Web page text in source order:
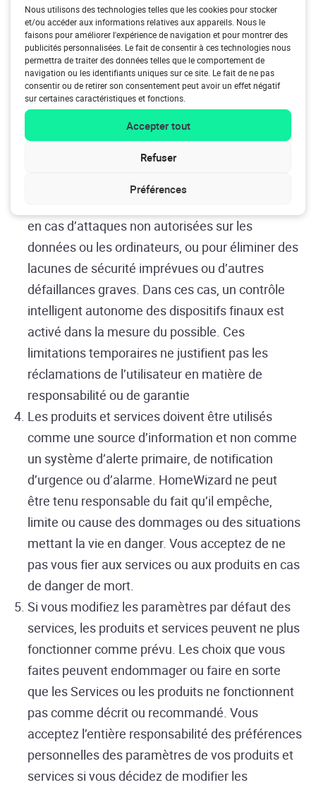
Nous utilisons des technologies telles que les cookies pour stocker
et/ou accéder aux informations relatives aux appareils. Nous le
faisons pour améliorer l'expérience de navigation et pour montrer des
publicités personnalisées. Le fait de consentir à ces technologies nous
permettra de traiter des données telles que le comportement de
navigation ou les identifiants uniques sur ce site. Le fait de ne pas
consentir ou de retirer son consentement peut avoir un effet négatif
sur certaines caractéristiques et fonctions.
Accepter tout
Refuser
Préférences
résultant de l’utilisation des Produits et Services.
Les économies d’énergie et les avantages
monétaires réels dépendent de facteurs qui sont
sous le contrôle exclusif de l’utilisateur.
HomeWizard se réserve le droit de suspendre
l’accès aux services et l’utilisation illimitée des
services, aussi longtemps que nécessaire pour
des raisons impérieuses – par exemple, pendant
la maintenance nécessaire des serveurs, des
en cas d’attaques non autorisées sur les
données ou les ordinateurs, ou pour éliminer des
lacunes de sécurité imprévues ou d’autres
défaillances graves. Dans ces cas, un contrôle
intelligent autonome des dispositifs finaux est
activé dans la mesure du possible. Ces
limitations temporaires ne justifient pas les
réclamations de l’utilisateur en matière de
responsabilité ou de garantie
Les produits et services doivent être utilisés
comme une source d’information et non comme
un système d’alerte primaire, de notification
d’urgence ou d’alarme. HomeWizard ne peut
être tenu responsable du fait qu’il empêche,
limite ou cause des dommages ou des situations
mettant la vie en danger. Vous acceptez de ne
pas vous fier aux services ou aux produits en cas
de danger de mort.
Si vous modifiez les paramètres par défaut des
services, les produits et services peuvent ne plus
fonctionner comme prévu. Les choix que vous
faites peuvent endommager ou faire en sorte
que les Services ou les produits ne fonctionnent
pas comme décrit ou recommandé. Vous
acceptez l’entière responsabilité des préférences
personnelles des paramètres de vos produits et
services si vous décidez de modifier les